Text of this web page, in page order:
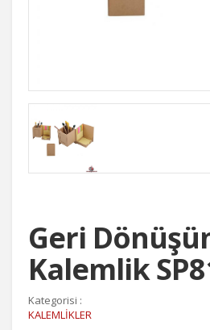
Geri
Kalemlik
Kategorisi :
KALEMLİKLER